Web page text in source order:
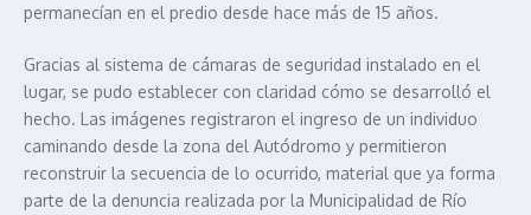
permanecían en el predio desde hace más de 15 años.
Gracias al sistema de cámaras de seguridad instalado en el
lugar, se pudo establecer con claridad cómo se desarrolló el
hecho. Las imágenes registraron el ingreso de un individuo
caminando desde la zona del Autódromo y permitieron
reconstruir la secuencia de lo ocurrido, material que ya forma
parte de la denuncia realizada por la Municipalidad de Río